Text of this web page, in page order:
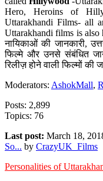
Hero, Heroins of
Uttarakhandi Films- all
Uttarakhandi films is also
नायिकाओं की जानकारी,
फिल्मे और उनसे संबंधित
रिलीज़ होने वाली फिल्मों की
Moderators: AshokMall,
Posts: 2,899
Topics: 76
Last post: March 18,
So... by CrazyUK_Films
Personalities of